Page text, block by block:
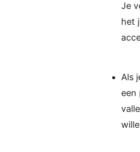
Je
het
Als
een